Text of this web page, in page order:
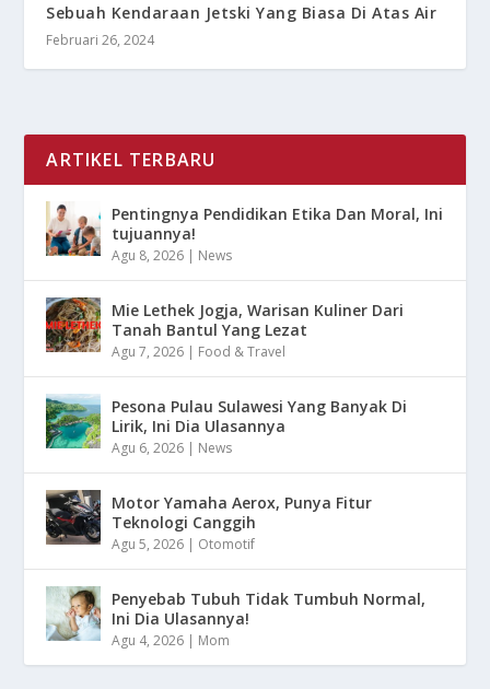
Sebuah Kendaraan Jetski Yang Biasa Di Atas Air
Februari 26, 2024
ARTIKEL TERBARU
Pentingnya Pendidikan Etika Dan Moral, Ini
tujuannya!
Agu 8, 2026 | News
Mie Lethek Jogja, Warisan Kuliner Dari
Tanah Bantul Yang Lezat
Agu 7, 2026 | Food & Travel
Pesona Pulau Sulawesi Yang Banyak Di
Lirik, Ini Dia Ulasannya
Agu 6, 2026 | News
Motor Yamaha Aerox, Punya Fitur
Teknologi Canggih
Agu 5, 2026 | Otomotif
Penyebab Tubuh Tidak Tumbuh Normal,
Ini Dia Ulasannya!
Agu 4, 2026 | Mom